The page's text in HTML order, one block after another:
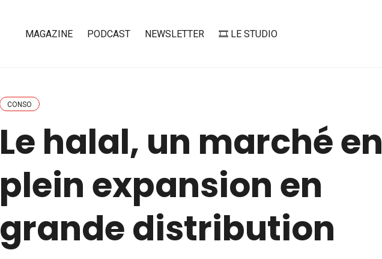
MAGAZINE PODCAST NEWSLETTER 🎞️ LE STUDIO
CONSO
Le halal, un marché en
plein expansion en
grande distribution